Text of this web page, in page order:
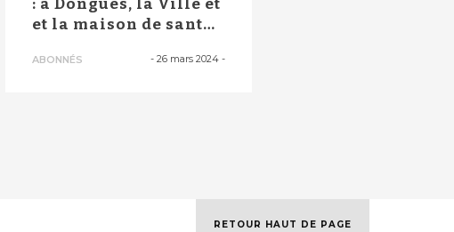
et la maison de santé
ABONNÉS - 26 mars 2024 -
RETOUR HAUT DE PAGE